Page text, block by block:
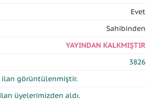
Evet
Sahibinden
YAYINDAN KALKMIŞTIR
3826
ilan görüntülenmiştir.
üyelerimizden aldı.